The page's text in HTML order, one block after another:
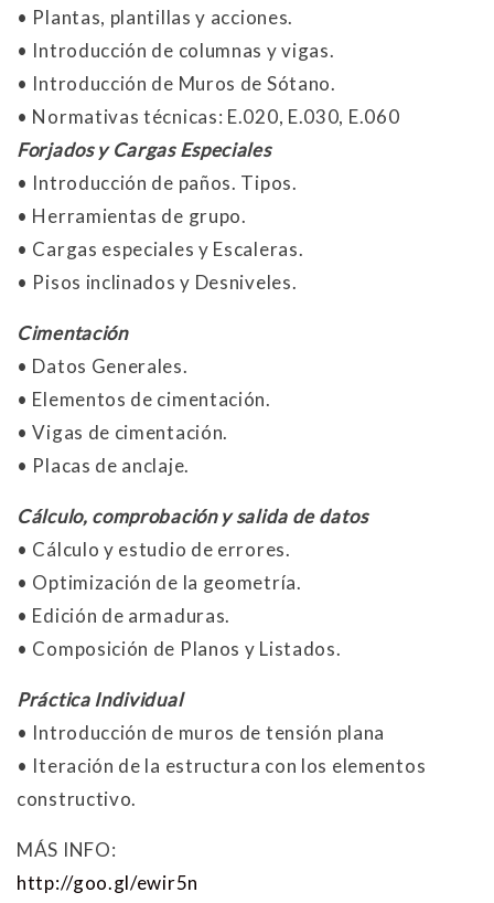
• Plantas, plantillas y acciones.
• Introducción de columnas y vigas.
• Introducción de Muros de Sótano.
• Normativas técnicas: E.020, E.030, E.060
Forjados y Cargas Especiales
• Introducción de paños. Tipos.
• Herramientas de grupo.
• Cargas especiales y Escaleras.
• Pisos inclinados y Desniveles.
Cimentación
• Datos Generales.
• Elementos de cimentación.
• Vigas de cimentación.
• Placas de anclaje.
Cálculo, comprobación y salida de datos
• Cálculo y estudio de errores.
• Optimización de la geometría.
• Edición de armaduras.
• Composición de Planos y Listados.
Práctica Individual
• Introducción de muros de tensión plana
• Iteración de la estructura con los elementos
constructivo.
MÁS INFO:
http://goo.gl/ewir5n